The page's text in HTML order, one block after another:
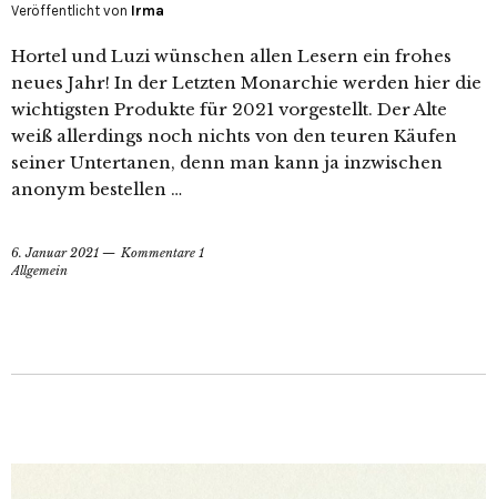
Veröffentlicht von Irma
Hortel und Luzi wünschen allen Lesern ein frohes
neues Jahr! In der Letzten Monarchie werden hier die
wichtigsten Produkte für 2021 vorgestellt. Der Alte
weiß allerdings noch nichts von den teuren Käufen
seiner Untertanen, denn man kann ja inzwischen
anonym bestellen …
6. Januar 2021
Kommentare 1
Allgemein